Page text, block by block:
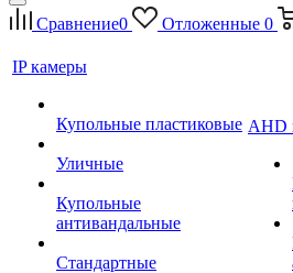
Сравнение0 Отложенные 0
IP камеры
Купольные пластиковые
Уличные
Купольные
антивандальные
Стандартные
AHD